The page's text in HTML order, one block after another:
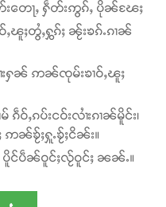
းတေႃႇ ႁဵတ်းဢွၵ်ႇ ပိုၼ်ၽႄႈ
ၽူႈတွႆႇႁွၵ်ႈ ၼႂ်းၶၵ်ႉၵၢၼ်
ၢႆးႁၼ် ဢၼ်ၸုမ်းၶၢဝ်ႇၽူႈ
ဝ်ႇၵပ်းငဝ်းလၢႆးၵၢၼ်မိူင်း၊
ႈ ဢၼ်ၶႂ်ႈႁူႉၶႂ်ႈငိၼ်း။
ပိူင်ပဵၼ်ဝူင်ႈလႂ်ဝူင်ႈ ၼၼ်ႉ။